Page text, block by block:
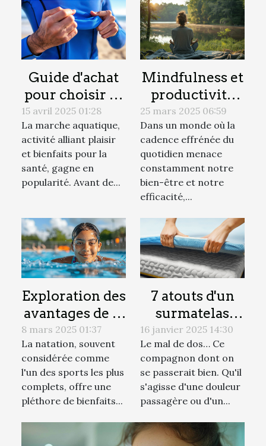
Guide d'achat
pour choisir sa
combinaison
de marche
aquatique
15 avril 2025 01:28
La marche aquatique,
activité alliant plaisir
et bienfaits pour la
santé, gagne en
popularité. Avant de...
Mindfulness et
productivité
stratégies
pratiques pour
un esprit plus
clair et efficace
25 mars 2025 06:59
Dans un monde où la
cadence effrénée du
quotidien menace
constamment notre
bien-être et notre
efficacité,...
Exploration des
avantages de la
natation pour
tous les âges
8 mars 2025 01:37
La natation, souvent
considérée comme
l'un des sports les plus
complets, offre une
pléthore de bienfaits...
7 atouts d'un
surmatelas
pour votre mal
de dos !
16 janvier 2025 14:30
Le mal de dos… Ce
compagnon dont on
se passerait bien. Qu'il
s'agisse d'une douleur
passagère ou d'un...